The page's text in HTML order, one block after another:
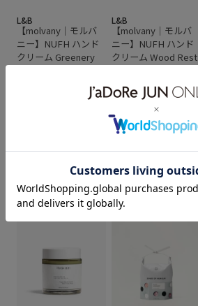
L&B
【molvany｜モルバ
ニー】NUFH ハンド
クリーム Greenery
L&B
【molvany｜モルバ
ニー】NUFH ハンド
クリーム Wood Rest
もっと見る
パック・フェイスマスク